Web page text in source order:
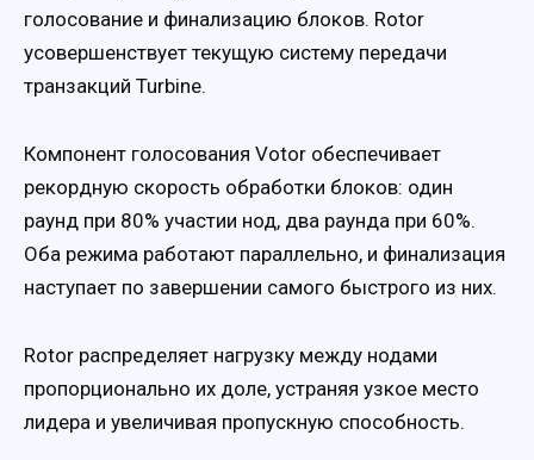
голосование и финализацию блоков. Rotor
усовершенствует текущую систему передачи
транзакций Turbine.
Компонент голосования Votor обеспечивает
рекордную скорость обработки блоков: один
раунд при 80% участии нод, два раунда при 60%.
Оба режима работают параллельно, и финализация
наступает по завершении самого быстрого из них.
Rotor распределяет нагрузку между нодами
пропорционально их доле, устраняя узкое место
лидера и увеличивая пропускную способность.